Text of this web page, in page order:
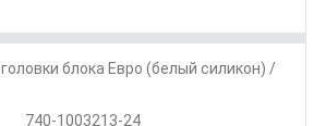
блока Евро (белый силикон) /
740-1003213-24